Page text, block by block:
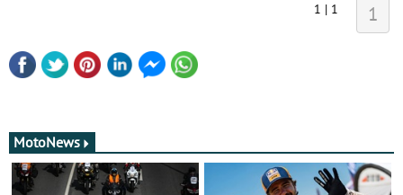
1 | 1 1
MotoNews